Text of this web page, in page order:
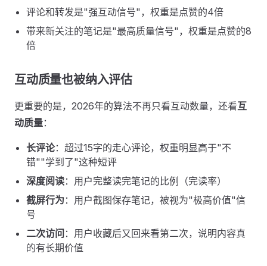
评论和转发是"强互动信号"，权重是点赞的4倍
带来新关注的笔记是"最高质量信号"，权重是点赞的8
倍
互动质量也被纳入评估
更重要的是，2026年的算法不再只看互动数量，还看互
动质量：
长评论：超过15字的走心评论，权重明显高于"不
错""学到了"这种短评
深度阅读：用户完整读完笔记的比例（完读率）
截屏行为 ：用户截图保存笔记，被视为"极高价值"信
号
二次访问 ：用户收藏后又回来看第二次，说明内容真
的有长期价值